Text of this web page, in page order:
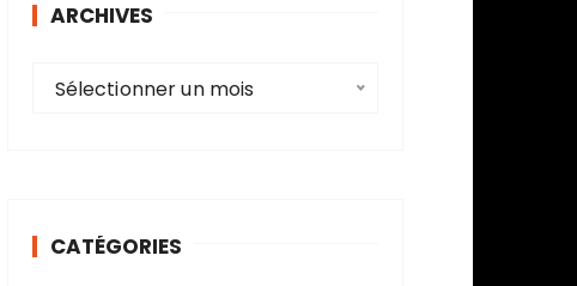
ARCHIVES
e
Sélectionner un mois
CATÉGORIES